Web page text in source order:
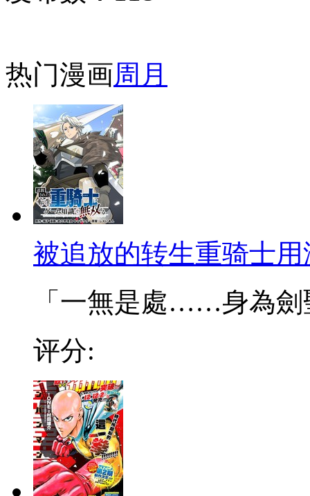
热门漫画周 月
被追放的转生重骑士
「一無是處……身為劍
评分: